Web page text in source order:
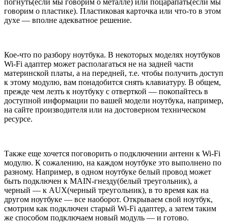
погнуть(если мы говорим о металле) или поцарапать(если мы
говорим о пластике). Пластиковая карточка или что-то в этом
духе — вполне адекватное решение.
Кое-что по разбору ноутбука. В некоторых моделях ноутбуков
Wi-Fi адаптер может располагаться не на задней части
материнской платы, а на передней, т.е. чтобы получить доступ
к этому модулю, вам понадобится снять клавиатуру. В общем,
прежде чем лезть к ноутбуку с отверткой — покопайтесь в
доступной информации по вашей модели ноутбука, например,
на сайте производителя или на достоверном техническом
ресурсе.
Также еще хочется поговорить о подключении антенн к Wi-Fi
модулю. К сожалению, на каждом ноутбуке это выполнено по
разному. Например, в одном ноутбуке белый провод может
быть подключен к MAIN-гнезду(белый треугольник), а
черный — к AUX(черный треугольник), в то время как на
другом ноутбуке — все наоборот. Открываем свой ноутбук,
смотрим как подключен старый Wi-Fi адаптер, а затем таким
же способом подключаем новый модуль — и готово.